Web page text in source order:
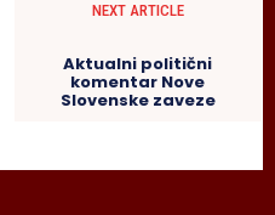
NEXT ARTICLE
Aktualni politični
komentar Nove
Slovenske zaveze